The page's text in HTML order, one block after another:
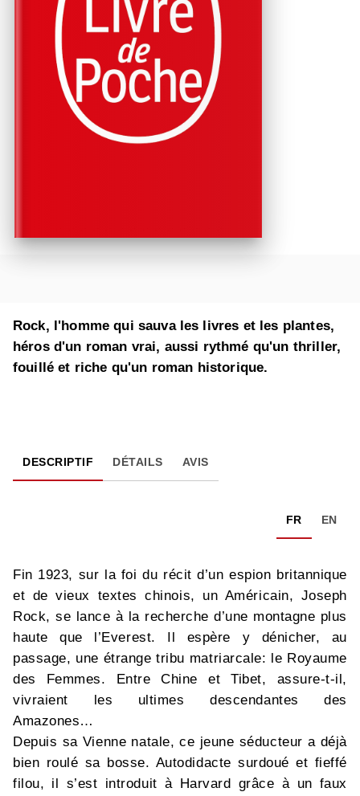
Rock, l'homme qui sauva les livres et les plantes,
héros d'un roman vrai, aussi rythmé qu'un thriller,
fouillé et riche qu'un roman historique.
DESCRIPTIF DÉTAILS AVIS
FR EN
Fin 1923, sur la foi du récit d’un espion britannique
et de vieux textes chinois, un Américain, Joseph
Rock, se lance à la recherche d’une montagne plus
haute que l’Everest. Il espère y dénicher, au
passage, une étrange tribu matriarcale: le Royaume
des Femmes. Entre Chine et Tibet, assure-t-il,
vivraient les ultimes descendantes des
Amazones…
Depuis sa Vienne natale, ce jeune séducteur a déjà
bien roulé sa bosse. Autodidacte surdoué et fieffé
filou, il s’est introduit à Harvard grâce à un faux